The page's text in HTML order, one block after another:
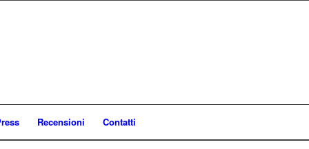
Recensioni Contatti